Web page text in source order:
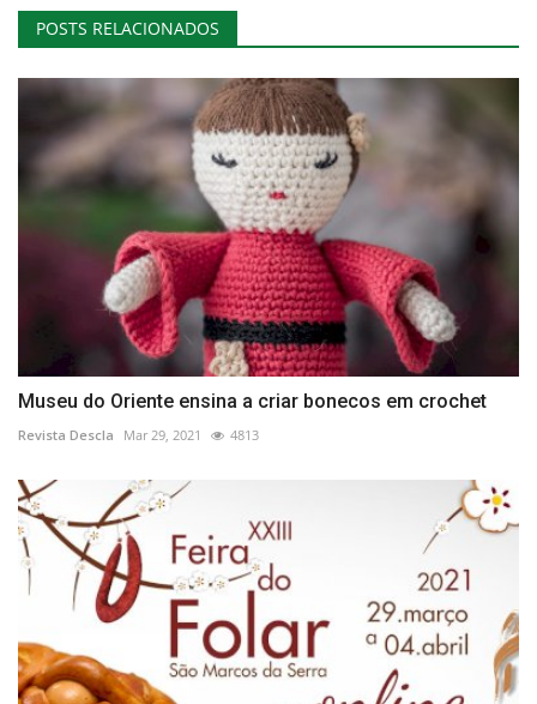
POSTS RELACIONADOS
Museu do Oriente ensina a criar bonecos em crochet
Revista Descla Mar 29, 2021 4813